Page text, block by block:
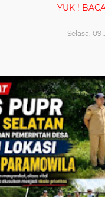
YUK ! BACA INFORMASI
Selasa,